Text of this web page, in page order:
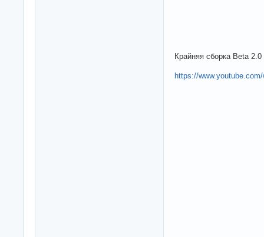
Крайняя сборка Beta 2.0
https://